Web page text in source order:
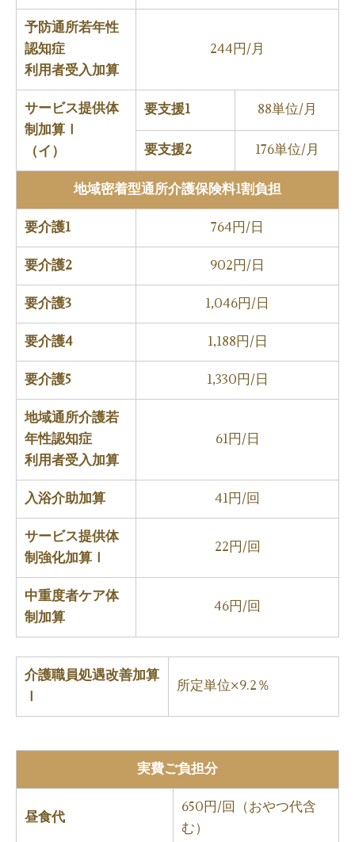
予防通所若年性
認知症
利用者受入加算
244円/月
サービス提供体
制加算Ⅰ
（イ）
要支援1 88単位/月
要支援2 176単位/月
地域密着型通所介護保険料1割負担
要介護1 764円/日
要介護2 902円/日
要介護3 1,046円/日
要介護4 1,188円/日
要介護5 1,330円/日
地域通所介護若
年性認知症
利用者受入加算
61円/日
入浴介助加算 41円/回
サービス提供体
制強化加算Ⅰ
22円/回
中重度者ケア体
制加算
46円/回
介護職員処遇改善加算
Ⅰ
所定単位×9.2％
実費ご負担分
昼食代
650円/回（おやつ代含
む）